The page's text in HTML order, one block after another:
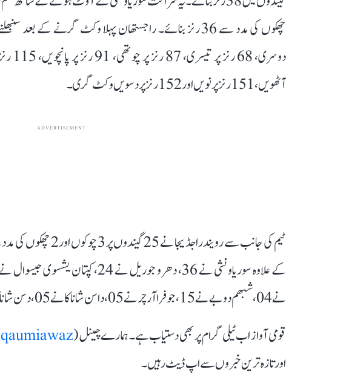
آٹھویں، 151 رنز پر نویں اور 152 رنز پر دسویں وکٹ گری۔
ADVERTISEMENT
نے 04، شبھم دوبے نے 15، جوفرا آرچر نے 05، داسن شاناکا نے 05، دسن شاناکا نے 16 اور برش شرما نے 16 رنز بنائے۔
قومی آواز اب ٹیلی گرام پر بھی دستیاب ہے۔ ہمارے چینل (qaumiawaz@
اور تازہ ترین خبروں سے اپ ڈیٹ رہیں۔